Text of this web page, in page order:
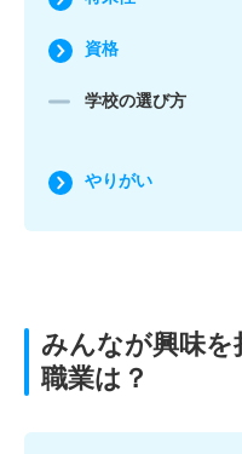
資格
学校の選び方
やりがい
みんなが興味を
職業は？